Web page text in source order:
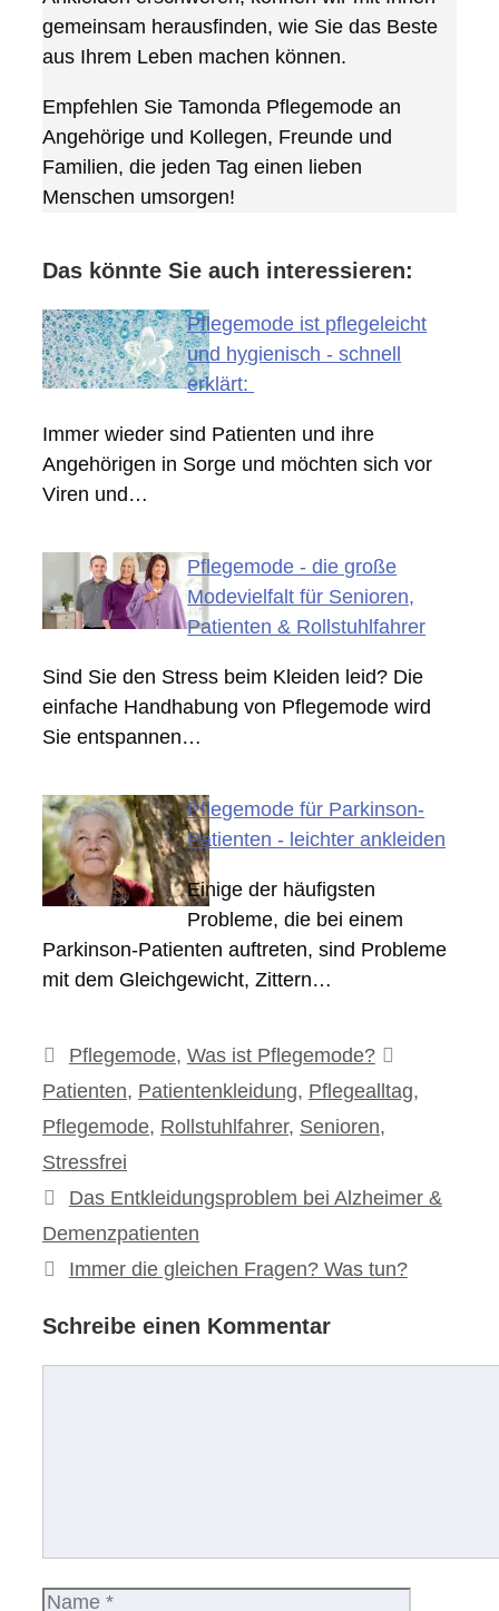
gemeinsam herausfinden, wie Sie das Beste
aus Ihrem Leben machen können.
Empfehlen Sie Tamonda Pflegemode an
Angehörige und Kollegen, Freunde und
Familien, die jeden Tag einen lieben
Menschen umsorgen!
Das könnte Sie auch interessieren:
Pflegemode ist pflegeleicht
und hygienisch - schnell
erklärt:
Immer wieder sind Patienten und ihre
Angehörigen in Sorge und möchten sich vor
Viren und…
Pflegemode - die große
Modevielfalt für Senioren,
Patienten & Rollstuhlfahrer
Sind Sie den Stress beim Kleiden leid? Die
einfache Handhabung von Pflegemode wird
Sie entspannen…
Pflegemode für Parkinson-
Patienten - leichter ankleiden
Einige der häufigsten
Probleme, die bei einem
Parkinson-Patienten auftreten, sind Probleme
mit dem Gleichgewicht, Zittern…
Kategorien
Pflegemode, Was ist Pflegemode?
Patienten, Patientenkleidung, Pflegealltag,
Pflegemode, Rollstuhlfahrer, Senioren,
Stressfrei
Beitrags-
Navigation
Das Entkleidungsproblem bei Alzheimer &
Demenzpatienten
Immer die gleichen Fragen? Was tun?
Schreibe einen Kommentar
Name